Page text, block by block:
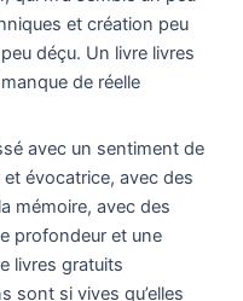
et création peu
déçu. Un livre livres
de réelle
avec un sentiment de
évocatrice, avec des
mémoire, avec des
profondeur et une
livres gratuits
sont si vives qu’elles